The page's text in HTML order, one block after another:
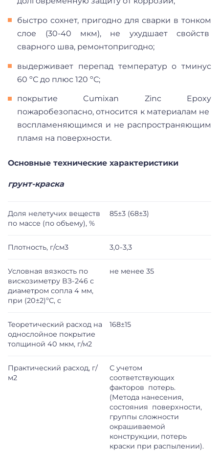
быстро сохнет, пригодно для сварки в тонком
слое (30-40 мкм), не ухудшает свойств
сварного шва, ремонтопригодно;
выдерживает перепад температур о тминус
60 ºС до плюс 120 ºС;
покрытие Cumixan Zinc Epoxy
пожаробезопасно, относится к материалам не
воспламеняющимся и не распространяющим
пламя на поверхности.
Основные технические характеристики
грунт-краска
Доля нелетучих веществ
по массе (по объему), %
85±3 (68±3)
Плотность, г/см3 3,0-3,3
Условная вязкость по
вискозиметру ВЗ-246 с
диаметром сопла 4 мм,
при (20±2)ºС, с
не менее 35
Теоретический расход на
однослойное покрытие
толщиной 40 мкм, г/м2
168±15
Практический расход, г/
м2
С учетом
соответствующих
факторов потерь.
(Метода нанесения,
состояния поверхности,
группы сложности
окрашиваемой
конструкции, потерь
краски при распылении).